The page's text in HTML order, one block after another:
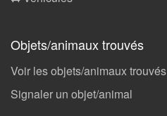
Objets/animaux trouvés
Voir les objets/animaux trouvés
Signaler un objet/animal